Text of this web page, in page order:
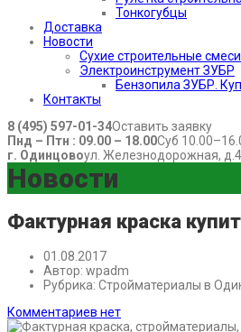
Тонкогубцы
Доставка
Новости
Сухие строительные
Электроинструмент ЗУБР
Бензопила ЗУБР.
Контакты
8 (495) 597-01-34Оставить заявку
Пнд – Птн : 09.00 – 18.00Суб
г. Одинцовоул. Железнодорожная, д.4
Новости
Фактурная краска
01.08.2017
Автор: wpadm
Рубрика: Стройматериалы в
Комментариев нет